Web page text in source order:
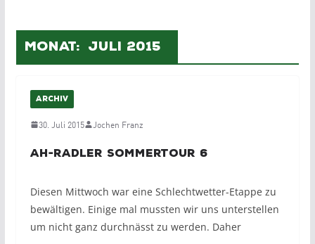
Monat: Juli 2015
ARCHIV
30. Juli 2015 Jochen Franz
AH-Radler Sommertour 6
Diesen Mittwoch war eine Schlechtwetter-Etappe zu
bewältigen. Einige mal mussten wir uns unterstellen
um nicht ganz durchnässt zu werden. Daher